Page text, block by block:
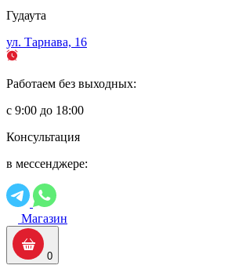
Гудаута
ул. Тарнава, 16
Работаем без выходных:
с 9:00 до 18:00
Консультация
в мессенджере:
Магазин
0